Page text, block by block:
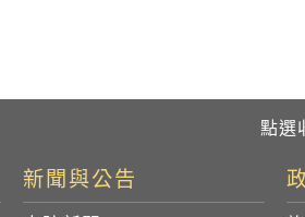
新聞與公告